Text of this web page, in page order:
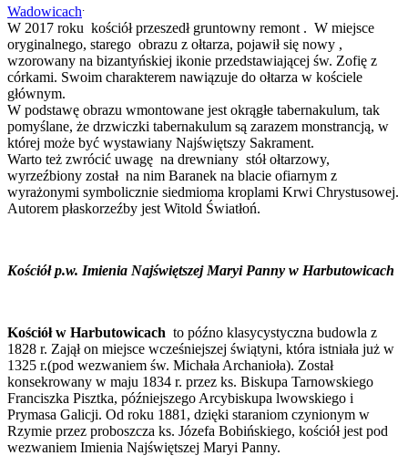
Wadowicach
W 2017 roku kościół przeszedł gruntowny remont . W miejsce
oryginalnego, starego obrazu z ołtarza, pojawił się nowy ,
wzorowany na bizantyńskiej ikonie przedstawiającej św. Zofię z
córkami. Swoim charakterem nawiązuje do ołtarza w kościele
głównym.
W podstawę obrazu wmontowane jest okrągłe tabernakulum, tak
pomyślane, że drzwiczki tabernakulum są zarazem monstrancją, w
której może być wystawiany Najświętszy Sakrament.
Warto też zwrócić uwagę na drewniany stół ołtarzowy,
wyrzeźbiony został na nim Baranek na blacie ofiarnym z
wyrażonymi symbolicznie siedmioma kroplami Krwi Chrystusowej.
Autorem płaskorzeźby jest Witold Światłoń.
Kościół p.w. Imienia Najświętszej Maryi Panny w Harbutowicach
Kościół w Harbutowicach to późno klasycystyczna budowla z
1828 r. Zajął on miejsce wcześniejszej świątyni, która istniała już w
1325 r.(pod wezwaniem św. Michała Archanioła). Został
konsekrowany w maju 1834 r. przez ks. Biskupa Tarnowskiego
Franciszka Pisztka, późniejszego Arcybiskupa lwowskiego i
Prymasa Galicji. Od roku 1881, dzięki staraniom czynionym w
Rzymie przez proboszcza ks. Józefa Bobińskiego, kościół jest pod
wezwaniem Imienia Najświętszej Maryi Panny.